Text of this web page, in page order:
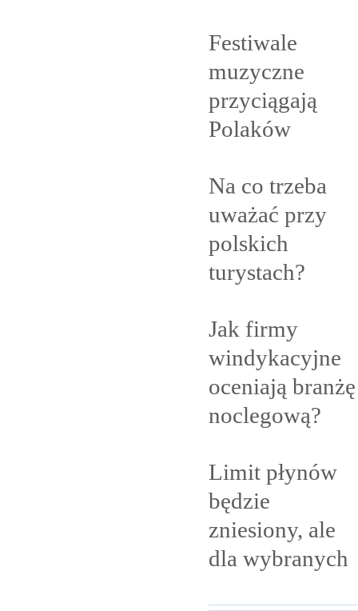
Festiwale
muzyczne
przyciągają
Polaków
Na co trzeba
uważać przy
polskich
turystach?
Jak firmy
windykacyjne
oceniają branżę
noclegową?
Limit płynów
będzie
zniesiony, ale
dla wybranych